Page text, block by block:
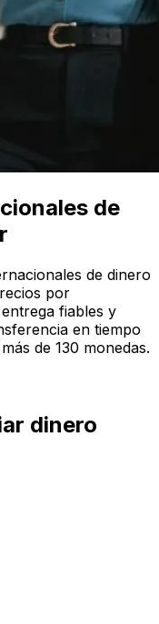
de
de dinero
por
fiables y
en tiempo
de 130 monedas.
dinero